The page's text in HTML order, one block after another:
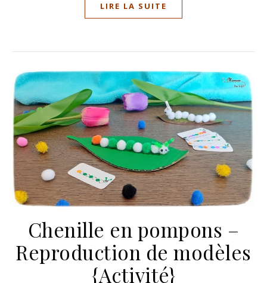
LIRE LA SUITE
Chenille en pompons –
Reproduction de modèles
{Activité}